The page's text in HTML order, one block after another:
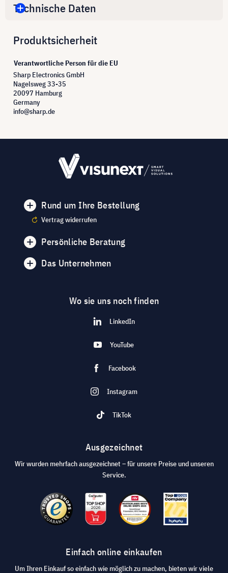
Technische Daten
Produktsicherheit
Verantwortliche Person für die EU
Sharp Electronics GmbH
Nagelsweg 33-35
20097 Hamburg
Germany
info@sharp.de
Rund um Ihre Bestellung
Vertrag widerrufen
Persönliche Beratung
Das Unternehmen
Wo sie uns noch finden
LinkedIn
YouTube
Facebook
Instagram
TikTok
Ausgezeichnet
Wir wurden mehrfach ausgezeichnet – für unsere Preise und unseren
Service.
Einfach online einkaufen
Um Ihren Einkauf so einfach wie möglich zu machen, bieten wir viele